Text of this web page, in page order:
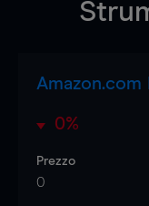
Amazon.com
0%
Prezzo
0